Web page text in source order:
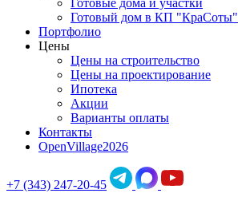
Готовые дома и участки
Готовый дом в КП "КраСоты"
Портфолио
Цены
Цены на строительство
Цены на проектирование
Ипотека
Акции
Варианты оплаты
Контакты
OpenVillage2026
+7 (343) 247-20-45